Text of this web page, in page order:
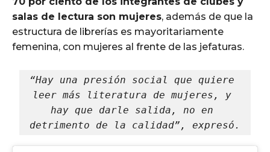
salas de lectura son mujeres, además de que la
estructura de librerías es mayoritariamente
femenina, con mujeres al frente de las jefaturas.
“Hay una presión social que quiere
leer más literatura de mujeres, y
hay que darle salida, no en
detrimento de la calidad”, expresó.